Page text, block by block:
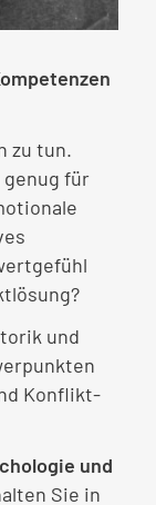
zu tun.
für
und
Konflikt-
und
Sie in